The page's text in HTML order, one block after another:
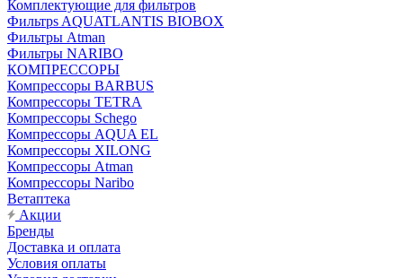
Комплектующие для фильтров
Фильтрs AQUATLANTIS BIOBOX
Фильтры Atman
Фильтры NARIBO
КОМПРЕССОРЫ
Компрессоры BARBUS
Компрессоры TETRA
Компрессоры Schego
Компрессоры AQUA EL
Компрессоры XILONG
Компрессоры Atman
Компрессоры Naribo
Ветаптека
Акции
Бренды
Доставка и оплата
Условия оплаты